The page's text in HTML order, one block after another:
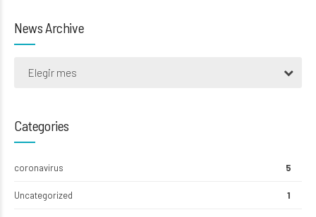
News Archive
Elegir mes
Categories
coronavirus 5
Uncategorized 1